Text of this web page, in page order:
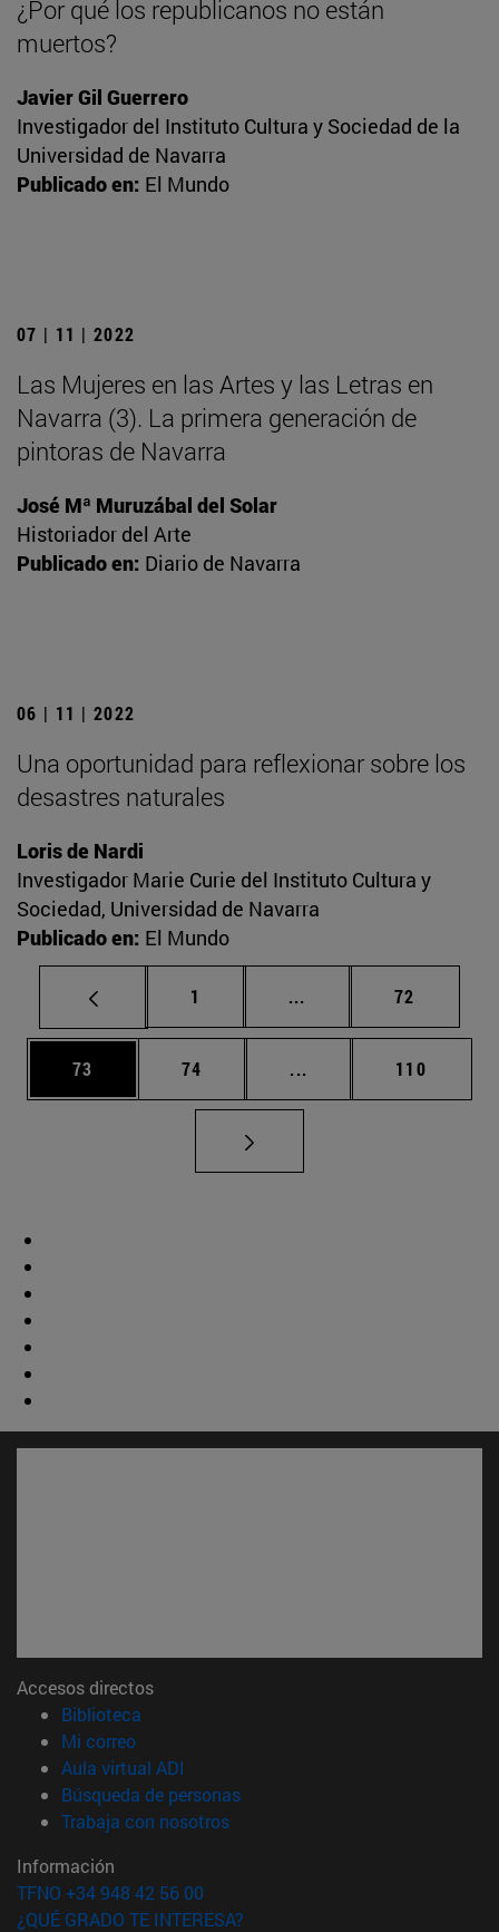
¿Por qué los republicanos no están
muertos?
Javier Gil Guerrero
Investigador del Instituto Cultura y Sociedad de la
Universidad de Navarra
Publicado en: El Mundo
07 | 11 | 2022
Las Mujeres en las Artes y las Letras en
Navarra (3). La primera generación de
pintoras de Navarra
José Mª Muruzábal del Solar
Historiador del Arte
Publicado en: Diario de Navarra
06 | 11 | 2022
Una oportunidad para reflexionar sobre los
desastres naturales
Loris de Nardi
Investigador Marie Curie del Instituto Cultura y
Sociedad, Universidad de Navarra
Publicado en: El Mundo
Página
1 ... Páginas intermedias
Página
72
Página
73 Página
74 ... Páginas intermedias
Página
110
Accesos directos
Biblioteca
Mi correo(abre en nueva ventana)
Aula virtual ADI
Búsqueda de personas(abre en nueva ventana)
Trabaja con nosotros(abre en nueva ventana)
Información
TFNO +34 948 42 56 00
¿QUÉ GRADO TE INTERESA?